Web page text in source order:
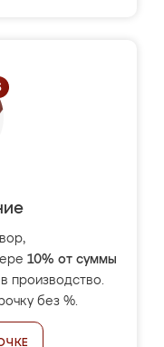
10% от суммы
производство.
без %.